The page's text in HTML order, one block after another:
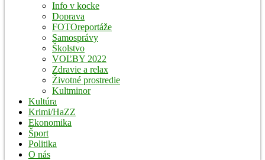
Info v kocke
Doprava
FOTOreportáže
Samosprávy
Školstvo
VOĽBY 2022
Zdravie a relax
Životné prostredie
Kultminor
Kultúra
Krimi/HaZZ
Ekonomika
Šport
Politika
O nás